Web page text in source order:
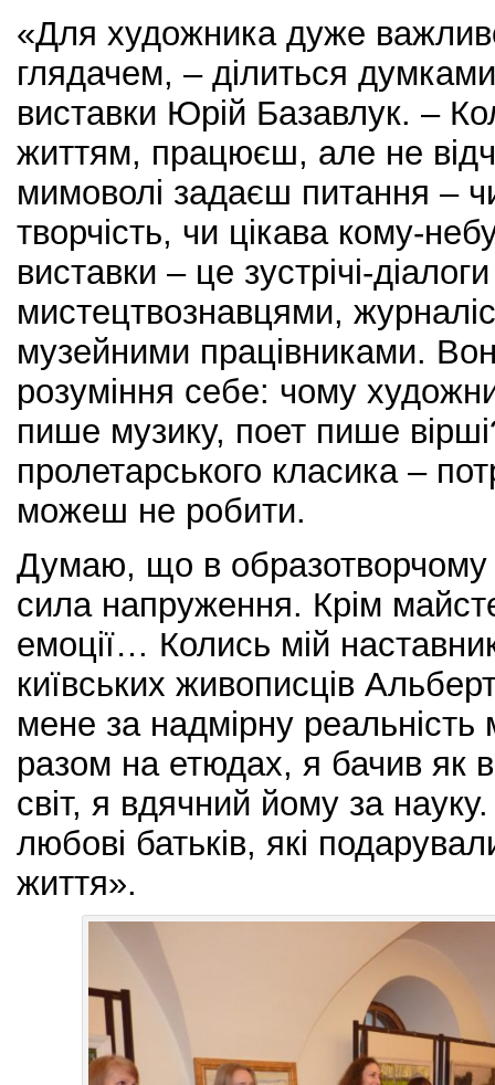
«Для художника дуже
глядачем, – ділиться
виставки Юрій Базавлук. –
життям, працюєш, але не
мимоволі задаєш питання –
творчість, чи цікава кому-
виставки – це зустрічі-
мистецтвознавцями,
музейними працівниками.
розуміння себе: чому
пише музику, поет пише
пролетарського класика –
можеш не робити.
Думаю, що в образотворчому
сила напруження. Крім
емоції… Колись мій
київських живописців
мене за надмірну реальність
разом на етюдах, я бачив як
світ, я вдячний йому за
любові батьків, які
життя».